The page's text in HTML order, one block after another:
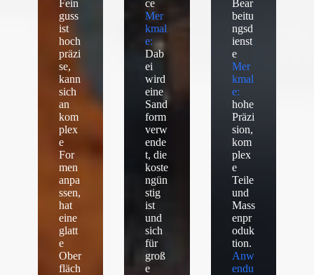
Fein
guss
ist
hoch
präzi
se,
kann
sich
an
kom
plex
e
For
men
anpa
ssen,
hat
eine
glatt
e
Ober
fläch
ce
Mer
kmal
e:
Dab
ei
wird
eine
Sand
form
verw
ende
t, die
koste
ngün
stig
ist
und
sich
für
groß
e
Bear
beitu
ngsd
ienst
e
Mer
kmal
e:
hohe
Präzi
sion,
kom
plex
e
Teile
und
Mass
enpr
oduk
tion.
Anw
endu